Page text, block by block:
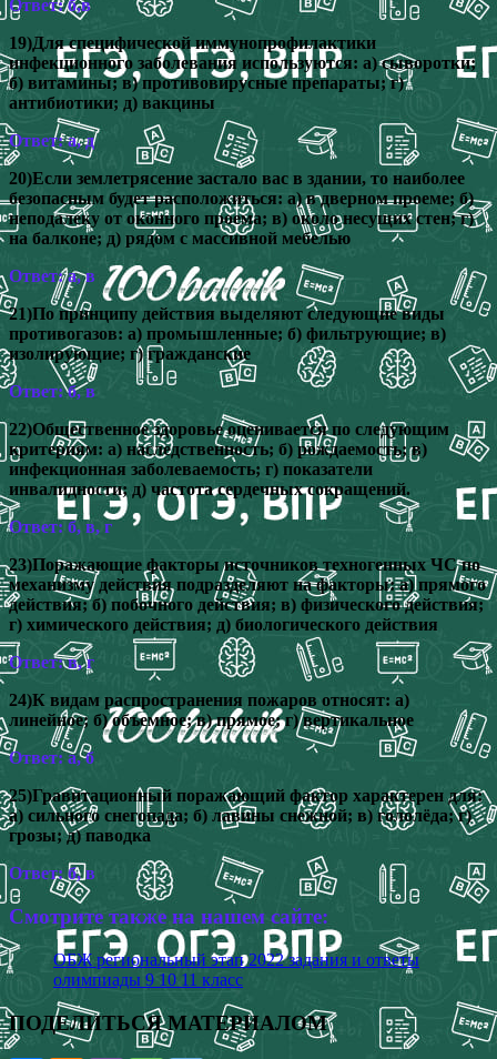
Ответ: б,в
19)Для специфической иммунопрофилактики
инфекционного заболевания используются: а) сыворотки;
б) витамины; в) противовирусные препараты; г)
антибиотики; д) вакцины
Ответ: а, д
20)Если землетрясение застало вас в здании, то наиболее
безопасным будет расположиться: а) в дверном проеме; б)
неподалеку от оконного проема; в) около несущих стен; г)
на балконе; д) рядом с массивной мебелью
Ответ: а, в
21)По принципу действия выделяют следующие виды
противогазов: а) промышленные; б) фильтрующие; в)
изолирующие; г) гражданские
Ответ: б, в
22)Общественное здоровье оценивается по следующим
критериям: а) наследственность; б) рождаемость; в)
инфекционная заболеваемость; г) показатели
инвалидности; д) частота сердечных сокращений.
Ответ: б, в, г
23)Поражающие факторы источников техногенных ЧС по
механизму действия подразделяют на факторы: а) прямого
действия; б) побочного действия; в) физического действия;
г) химического действия; д) биологического действия
Ответ: в, г
24)К видам распространения пожаров относят: а)
линейное; б) объемное; в) прямое; г) вертикальное
Ответ: а, б
25)Гравитационный поражающий фактор характерен для:
а) сильного снегопада; б) лавины снежной; в) гололёда; г)
грозы; д) паводка
Ответ: б, в
Смотрите также на нашем сайте:
ОБЖ региональный этап 2022 задания и ответы
олимпиады 9 10 11 класс
ПОДЕЛИТЬСЯ МАТЕРИАЛОМ